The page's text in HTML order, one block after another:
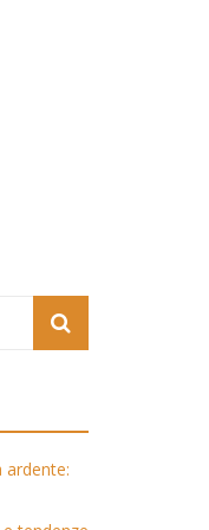
ardente: